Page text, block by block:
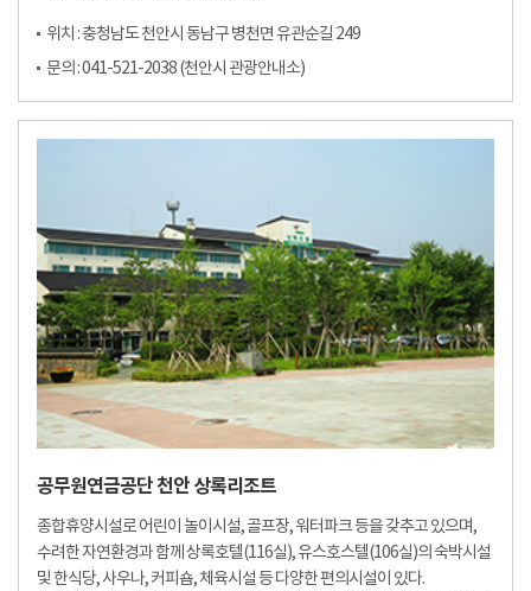
위치 : 충청남도 천안시 동남구 병천면 유관순길 249
문의 : 041-521-2038 (천안시 관광안내소)
공무원연금공단 천안 상록리조트
종합휴양시설로 어린이 놀이시설, 골프장, 워터파크 등을 갖추고 있으며,
수려한 자연환경과 함께 상록호텔(116실), 유스호스텔(106실)의 숙박시설
및 한식당, 사우나, 커피숍, 체육시설 등 다양한 편의시설이 있다.